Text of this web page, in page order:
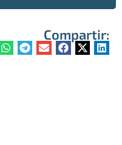
Compartir: